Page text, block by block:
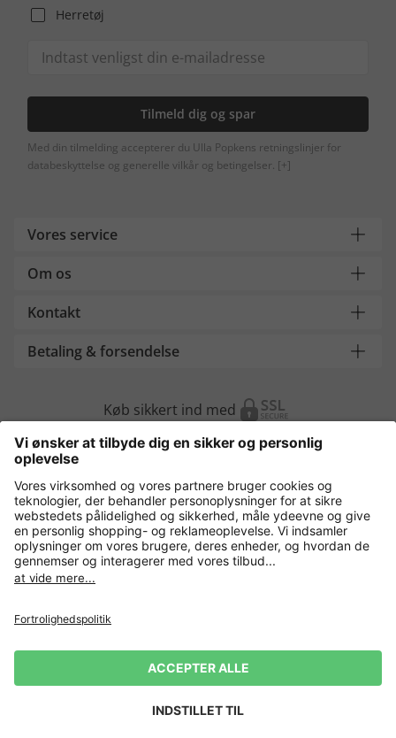
Herretøj
Tilmeld dig og spar
Med din tilmelding accepterer du Ulla Popkens retningslinjer for
databeskyttelse og generelle vilkår og betingelser. [+]
Vores service
Om os
Kontakt
Betaling & forsendelse
Køb sikkert ind med
Flere webshops
Danmark
Gør brug af fortrydelsesret
Virksomhedsinformation
Cookie-indstillinger